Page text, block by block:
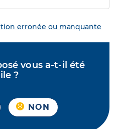
erronée ou manquante
vous a-t-il été
?
NON